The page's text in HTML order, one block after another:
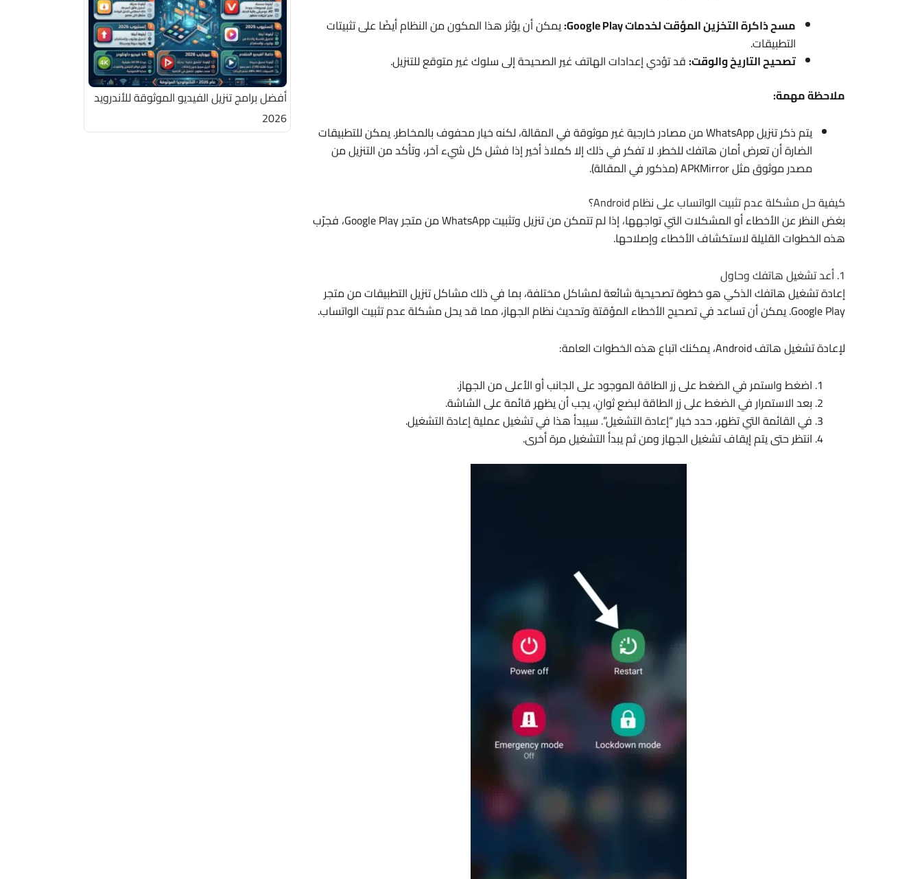
مسح ذاكرة التخزين المؤقت لخدمات Google Play:
يمكن أن يؤثر هذا المكون من النظام أيضًا على تثبيتات
التطبيقات.
تصحيح التاريخ والوقت:قد تؤدي إعدادات الهاتف غير الصحيحة إلى سلوك غير متوقع للتنزيل.
ملاحظة مهمة:
يتم ذكر تنزيل WhatsApp من مصادر خارجية غير موثوقة في المقالة، لكنه خيار محفوف بالمخاطر. يمكن للتطبيقات
الضارة أن تعرض أمان هاتفك للخطر. لا تفكر في ذلك إلا كملاذ أخير إذا فشل كل شيء آخر، وتأكد من التنزيل من
مصدر موثوق مثل APKMirror (مذكور في المقالة).
كيفية حل مشكلة عدم تثبيت الواتساب على نظام Android؟
بغض النظر عن الأخطاء أو المشكلات التي تواجهها، إذا لم تتمكن من تنزيل وتثبيت WhatsApp من متجر Google Play، فجرّب
هذه الخطوات القليلة لاستكشاف الأخطاء وإصلاحها.
1. أعد تشغيل هاتفك وحاول
إعادة تشغيل هاتفك الذكي هو خطوة تصحيحية شائعة لمشاكل مختلفة، بما في ذلك مشاكل تنزيل التطبيقات من متجر
Google Play. يمكن أن تساعد في تصحيح الأخطاء المؤقتة وتحديث نظام الجهاز، مما قد يحل مشكلة عدم تثبيت الواتساب.
لإعادة تشغيل هاتف Android، يمكنك اتباع هذه الخطوات العامة:
اضغط واستمر في الضغط على زر الطاقة الموجود على الجانب أو الأعلى من الجهاز.
بعد الاستمرار في الضغط على زر الطاقة لبضع ثوانٍ، يجب أن يظهر قائمة على الشاشة.
في القائمة التي تظهر، حدد خيار “إعادة التشغيل”. سيبدأ هذا في تشغيل عملية إعادة التشغيل.
انتظر حتى يتم إيقاف تشغيل الجهاز ومن ثم يبدأ التشغيل مرة أخرى.
أفضل برامج تنزيل الفيديو الموثوقة للأندرويد
2026